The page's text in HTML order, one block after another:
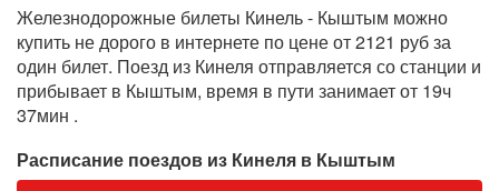
Железнодорожные билеты Кинель - Кыштым можно
купить не дорого в интернете по цене от 2121 руб за
один билет. Поезд из Кинеля отправляется со станции и
прибывает в Кыштым, время в пути занимает от 19ч
37мин .
Расписание поездов из Кинеля в Кыштым